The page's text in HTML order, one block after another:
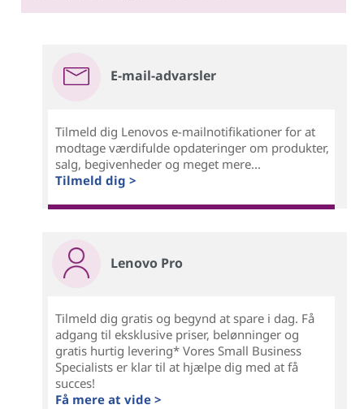
E-mail-advarsler
Tilmeld dig Lenovos e-mailnotifikationer for at
modtage værdifulde opdateringer om produkter,
salg, begivenheder og meget mere...
Tilmeld dig >
Lenovo Pro
Tilmeld dig gratis og begynd at spare i dag. Få
adgang til eksklusive priser, belønninger og
gratis hurtig levering* Vores Small Business
Specialists er klar til at hjælpe dig med at få
succes!
Få mere at vide >